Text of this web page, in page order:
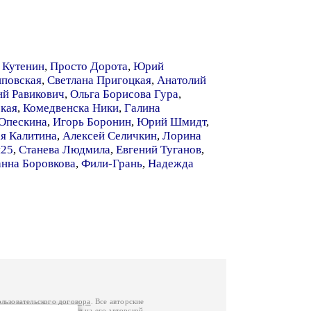
, Просто Дорота, Юрий
, Светлана Пригоцкая, Анатолий
Равикович, Ольга Борисова Гура,
, Комедвенска Ники, Галина
, Игорь Боронин, Юрий Шмидт,
Калитина, Алексей Селичкин, Лорина
, Станева Людмила, Евгений Туганов,
Боровкова, Фили-Грань, Надежда
договора
. Все авторские